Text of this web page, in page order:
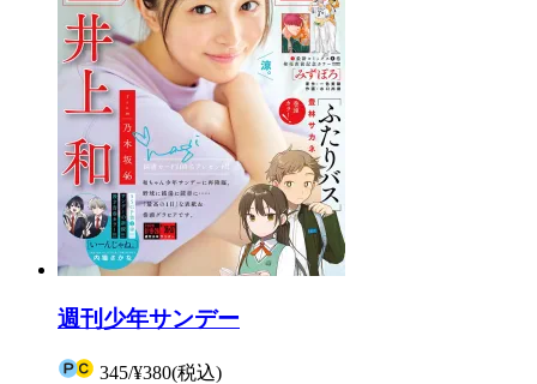
週刊少年サンデー
345/¥380(税込)